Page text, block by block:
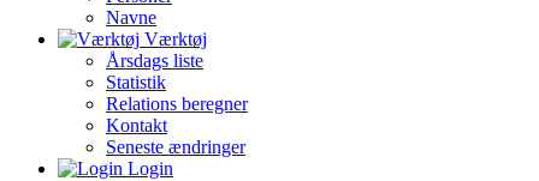
Navne
Værktøj
Årsdags liste
Statistik
Relations beregner
Kontakt
Seneste ændringer
Login